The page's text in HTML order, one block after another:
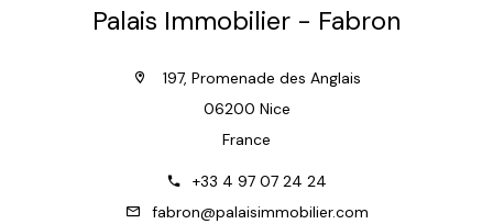
Palais Immobilier - Fabron
197, Promenade des Anglais
06200 Nice
France
+33 4 97 07 24 24
fabron@palaisimmobilier.com